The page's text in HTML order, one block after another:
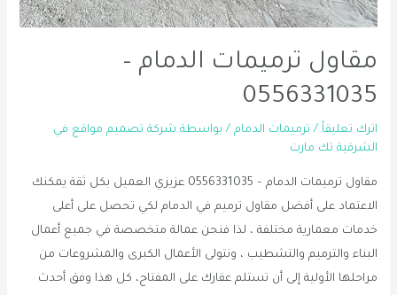
مقاول ترميمات الدمام –
0556331035
اترك تعليقاً / ترميمات الدمام / بواسطة شركة تصميم مواقع في
الشرقية تك مارت
مقاول ترميمات الدمام – 0556331035 عزيزي العميل بكل ثقة يمكنك
الاعتماد على أفضل مقاول ترميم في الدمام لكي تحصل على أعلى
خدمات معمارية مختلفة ، لذا فنحن عمالة متخصصة في جميع أعمال
البناء والترميم والتشطيب ، ونتولى الأعمال الكبرى والمشروعات من
مراحلها الأولية إلى أن تستلم عقارك على المفتاح، كل هذا وفق أحدث